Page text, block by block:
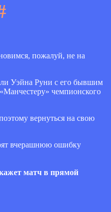
пожалуй, не на
Уэйна Руни с его бывшим
чемпионского
вернуться на свою
вчерашнюю ошибку
матч в прямой